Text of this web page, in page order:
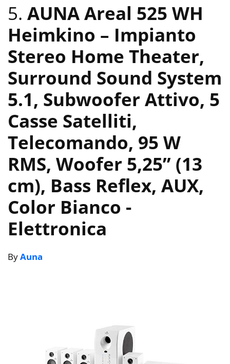
5. AUNA Areal 525 WH
Heimkino – Impianto
Stereo Home Theater,
Surround Sound System
5.1, Subwoofer Attivo, 5
Casse Satelliti,
Telecomando, 95 W
RMS, Woofer 5,25” (13
cm), Bass Reflex, AUX,
Color Bianco -
Elettronica
ByAuna